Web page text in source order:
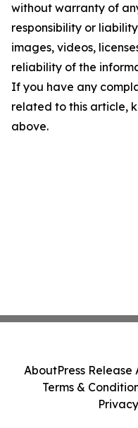
without warranty of
responsibility or
images, videos,
reliability of the
If you have any
related to this article,
above.
AboutPress Release
Terms &